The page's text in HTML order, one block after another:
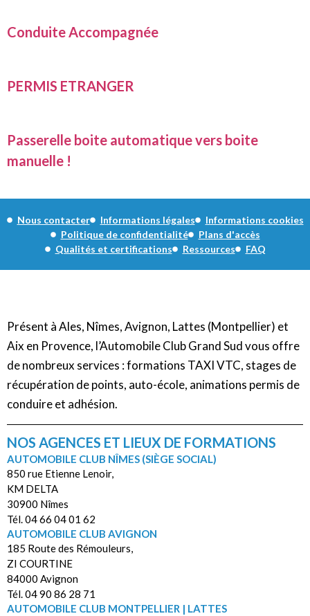
Conduite Accompagnée
PERMIS ETRANGER
Passerelle boite automatique vers boite
manuelle !
Nous contacter Informations légales
Informations cookies
Politique de confidentialité
Plans d'accès
Qualités et certifications
Ressources FAQ
Présent à Ales, Nîmes, Avignon, Lattes (Montpellier) et
Aix en Provence, l’Automobile Club Grand Sud vous offre
de nombreux services : formations TAXI VTC, stages de
récupération de points, auto-école, animations permis de
conduire et adhésion.
NOS AGENCES ET LIEUX DE FORMATIONS
AUTOMOBILE CLUB NÎMES (SIÈGE SOCIAL)
850 rue Etienne Lenoir,
KM DELTA
30900 Nîmes
Tél. 04 66 04 01 62
AUTOMOBILE CLUB AVIGNON
185 Route des Rémouleurs,
ZI COURTINE
84000 Avignon
Tél. 04 90 86 28 71
AUTOMOBILE CLUB MONTPELLIER | LATTES